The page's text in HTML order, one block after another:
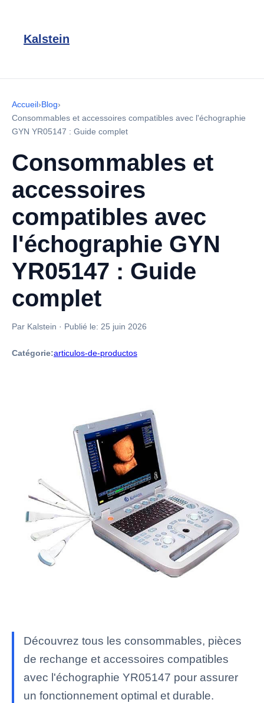
Kalstein
Accueil›Blog›
Consommables et accessoires compatibles avec l'échographie
GYN YR05147 : Guide complet
Consommables et
accessoires
compatibles avec
l'échographie GYN
YR05147 : Guide
complet
Par Kalstein · Publié le: 25 juin 2026
Catégorie:articulos-de-productos
Découvrez tous les consommables, pièces
de rechange et accessoires compatibles
avec l'échographie YR05147 pour assurer
un fonctionnement optimal et durable.